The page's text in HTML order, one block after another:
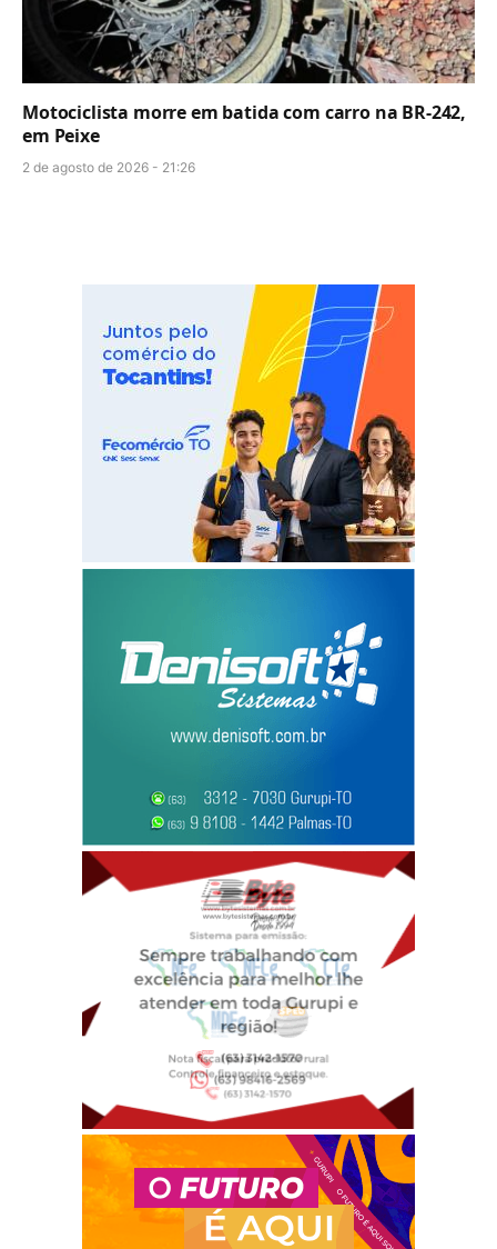
Motociclista morre em batida com carro na BR-242,
em Peixe
2 de agosto de 2026 - 21:26